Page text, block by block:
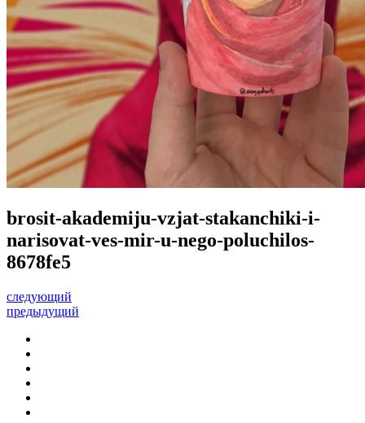
brosit-akademiju-vzjat-stakanchiki-i-
narisovat-ves-mir-u-nego-poluchilos-
8678fe5
следующий
предыдущий